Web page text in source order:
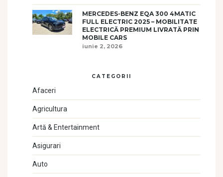
MERCEDES-BENZ EQA 300 4MATIC
FULL ELECTRIC 2025 – MOBILITATE
ELECTRICĂ PREMIUM LIVRATĂ PRIN
MOBILE CARS
iunie 2, 2026
CATEGORII
Afaceri
Agricultura
Artă & Entertainment
Asigurari
Auto